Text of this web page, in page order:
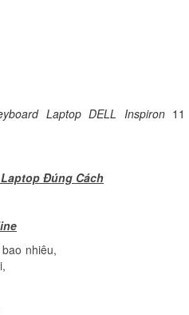
Laptop DELL Inspiron 11
Đúng Cách
nhiêu,
,